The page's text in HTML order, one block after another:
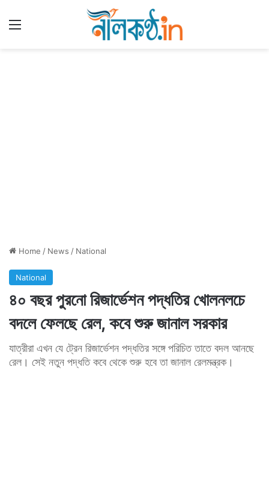
Home / News / National
National
৪০ বছর পুরনো রিজার্ভেশন পদ্ধতির খোলনলচে
বদলে ফেলছে রেল, কবে শুরু জানাল সরকার
যাত্রীরা এখন যে ট্রেন রিজার্ভেশন পদ্ধতির সঙ্গে পরিচিত তাতে বদল আনছে
রেল। সেই নতুন পদ্ধতি কবে থেকে শুরু হবে তা জানাল রেলমন্ত্রক।